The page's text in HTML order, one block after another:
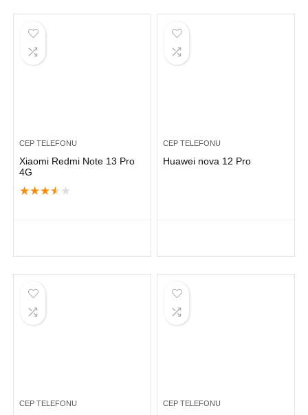
CEP TELEFONU
Xiaomi Redmi Note 13 Pro
4G
★★★★ ★
CEP TELEFONU
Huawei nova 12 Pro
CEP TELEFONU CEP TELEFONU